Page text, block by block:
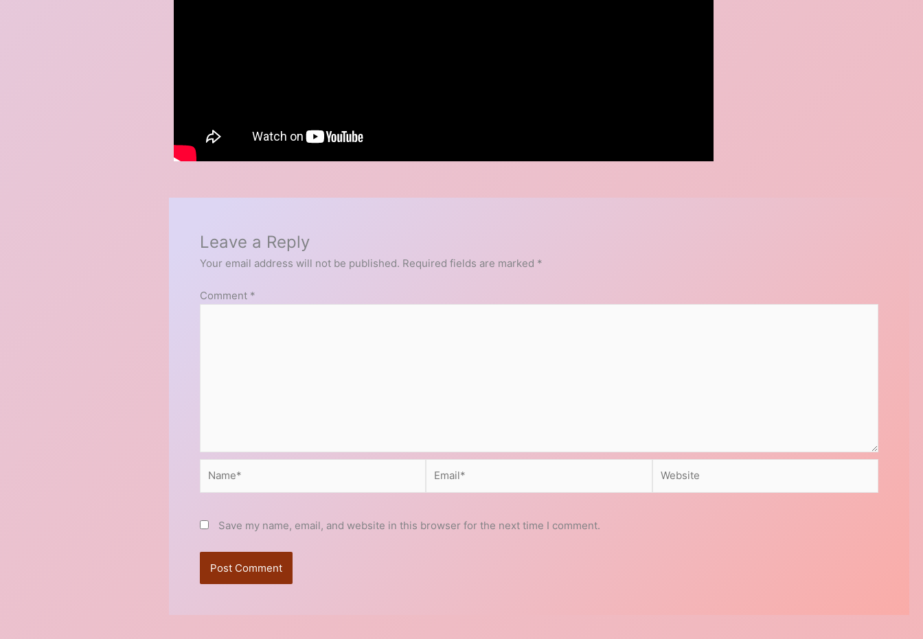
Leave a Reply
Your email address will not be published. Required fields are marked *
Comment *
Save my name, email, and website in this browser for the next time I comment.